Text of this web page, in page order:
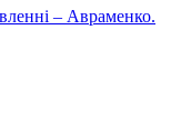
– Авраменко.